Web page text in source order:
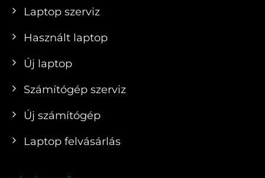
Laptop szerviz
Használt laptop
Új laptop
Számítógép szerviz
Új számítógép
Laptop felvásárlás